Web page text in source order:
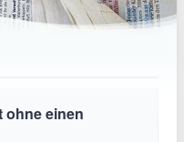
ohne einen